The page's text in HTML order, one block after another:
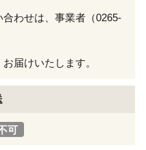
わせは、事業者（0265-
届けいたします。
可